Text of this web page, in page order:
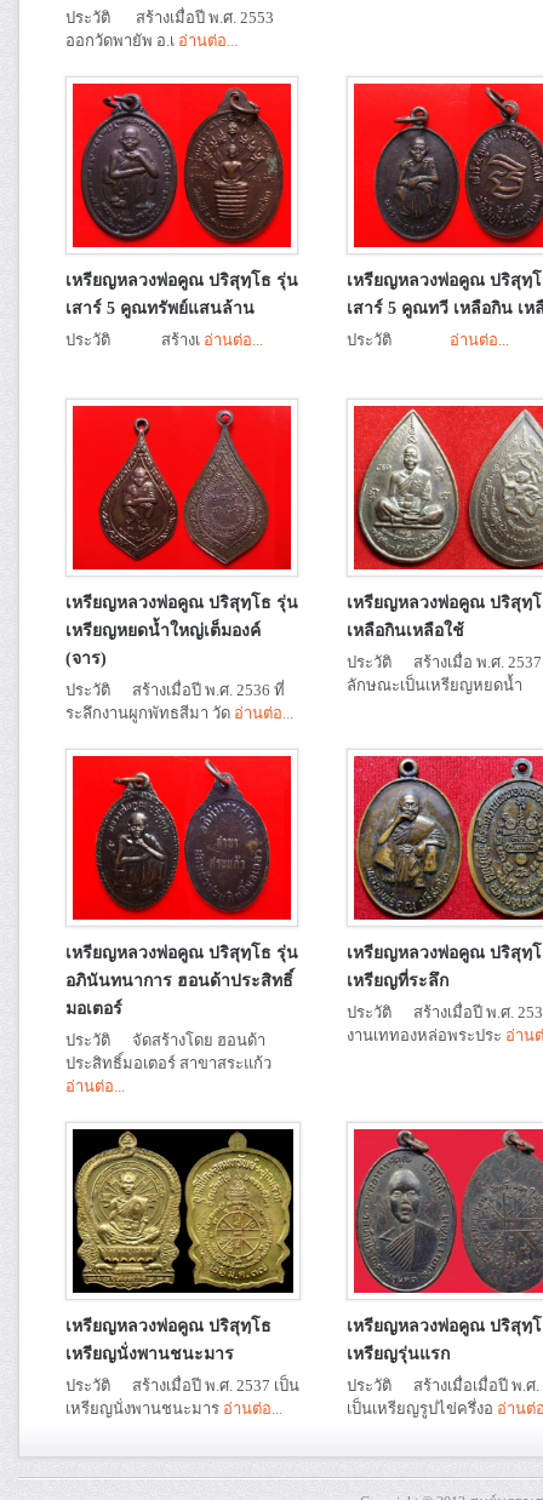
ประวัติ สร้างเมื่อปี พ.ศ. 2553
ออกวัดพายัพ อ.เ อ่านต่อ...
เหรียญหลวงพ่อคูณ ปริสุทฺโธ รุ่น
เสาร์ 5 คูณทรัพย์แสนล้าน
ประวัติ สร้างเ อ่านต่อ...
เหรียญหลวงพ่อคูณ ปริสุทฺ
เสาร์ 5 คูณทวี เหลือกิน เห
ประวัติ อ่านต่อ...
เหรียญหลวงพ่อคูณ ปริสุทฺโธ รุ่น
เหรียญหยดน้ำใหญ่เต็มองค์
(จาร)
ประวัติ สร้างเมื่อปี พ.ศ. 2536 ที่
ระลึกงานผูกพัทธสีมา วัด อ่านต่อ...
เหรียญหลวงพ่อคูณ ปริสุทฺ
เหลือกินเหลือใช้
ประวัติ สร้างเมื่อ พ.ศ. 2537
ลักษณะเป็นเหรียญหยดน้ำ
เหรียญหลวงพ่อคูณ ปริสุทฺโธ รุ่น
อภินันทนาการ ฮอนด้าประสิทธิ์
มอเตอร์
ประวัติ จัดสร้างโดย ฮอนด้า
ประสิทธิ์มอเตอร์ สาขาสระแก้ว
อ่านต่อ...
เหรียญหลวงพ่อคูณ ปริสุทฺ
เหรียญที่ระลึก
ประวัติ สร้างเมื่อปี พ.ศ.
งานเททองหล่อพระประ อ่าน
เหรียญหลวงพ่อคูณ ปริสุทฺโธ
เหรียญนั่งพานชนะมาร
ประวัติ สร้างเมื่อปี พ.ศ. 2537 เป็น
เหรียญนั่งพานชนะมาร อ่านต่อ...
เหรียญหลวงพ่อคูณ ปริสุทฺ
เหรียญรุ่นแรก
ประวัติ สร้างเมื่อเมื่อปี พ.ศ.
เป็นเหรียญรูปไข่ครึ่งอ อ่านต่